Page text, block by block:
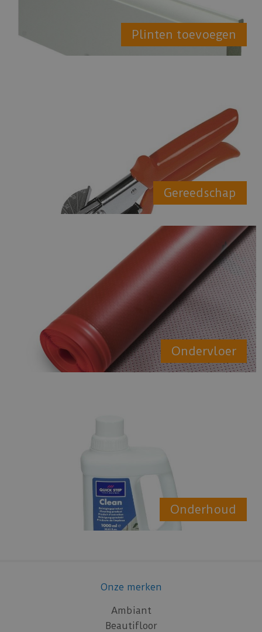
Plinten toevoegen
Gereedschap
Ondervloer
Onderhoud
Onze merken
Ambiant
Beautifloor